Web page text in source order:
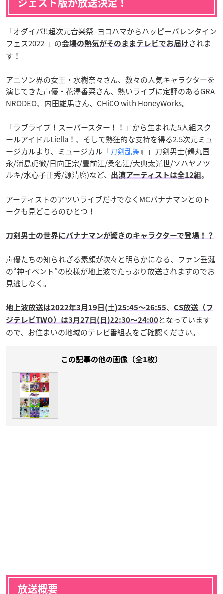
ジェスト版が放送決定！
「オダイバ!!超次元音楽祭 -ヨコハマからハッピーバレンタイン
フェス2022-」の会場の熱気がそのままテレビでお届け されま
す！
アニソン界の女王・水樹奈々さん、数々の人気キャラクターを
演じてきた声優・花澤香菜さん、熱いライブに定評のあるGRA
NRODEO、内田雄馬さん、CHiCO with HoneyWorks。
「ラブライブ！スーパースター！！」から生まれた5人組スク
ールアイドルLiella！、そして熱狂的な支持を得る2.5次元ミュ
ージカルより、ミュージカル「刀剣乱舞』」刀剣男士(鶴丸国
永/浦島虎徹/日向正宗/豊前江/桑名江/大典太光世/ソハヤノツ
ルキ/水心子正秀/源清麿)など、
出演アーティストは全12組 。
アーティストのアツいライブだけでなくMCバナナマンとのト
ークも見どころのひとつ！
刀剣男士の世界にバナナマンが驚きのキャラクターで登場！？
声優たちの知られざる素顔が次々と明らかになる、ファン垂涎
の“神イベント”の模様が地上波でたっぷり放送されますのでお
見逃しなく。
地上波放送は2022年3月19日(土)25:45〜26:55、
CS放送（フ
ジテレビTWO）は3月27日(日)22:30〜24:00となっています
ので、お住まいの地域のテレビ番組表をご確認ください。
この記事の他の画像（全1枚）
放送概要